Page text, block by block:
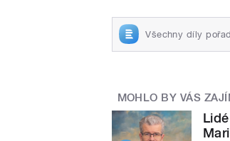
Všechny díly
MOHLO BY VÁS